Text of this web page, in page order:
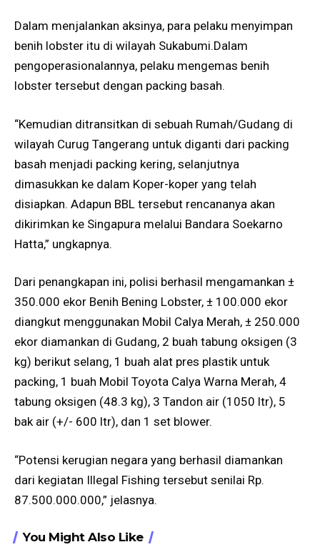
Dalam menjalankan aksinya, para pelaku menyimpan
benih lobster itu di wilayah Sukabumi.Dalam
pengoperasionalannya, pelaku mengemas benih
lobster tersebut dengan packing basah.
“Kemudian ditransitkan di sebuah Rumah/Gudang di
wilayah Curug Tangerang untuk diganti dari packing
basah menjadi packing kering, selanjutnya
dimasukkan ke dalam Koper-koper yang telah
disiapkan. Adapun BBL tersebut rencananya akan
dikirimkan ke Singapura melalui Bandara Soekarno
Hatta,” ungkapnya.
Dari penangkapan ini, polisi berhasil mengamankan ±
350.000 ekor Benih Bening Lobster, ± 100.000 ekor
diangkut menggunakan Mobil Calya Merah, ± 250.000
ekor diamankan di Gudang, 2 buah tabung oksigen (3
kg) berikut selang, 1 buah alat pres plastik untuk
packing, 1 buah Mobil Toyota Calya Warna Merah, 4
tabung oksigen (48.3 kg), 3 Tandon air (1050 ltr), 5
bak air (+/- 600 ltr), dan 1 set blower.
“Potensi kerugian negara yang berhasil diamankan
dari kegiatan Illegal Fishing tersebut senilai Rp.
87.500.000.000,” jelasnya.
You Might Also Like